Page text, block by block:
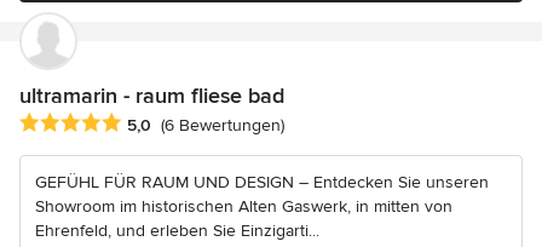
ultramarin - raum fliese bad
Durchschnittliche Bewertung: 5 von 5 Sternen
5,0 (6 Bewertungen)
GEFÜHL FÜR RAUM UND DESIGN – Entdecken Sie unseren
Showroom im historischen Alten Gaswerk, in mitten von
Ehrenfeld, und erleben Sie Einzigarti...